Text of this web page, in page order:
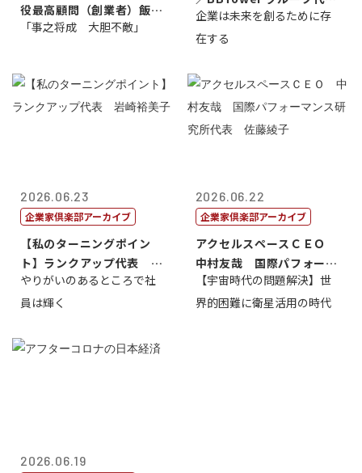
役最高顧問（創業者）飯田
亮
「事之将成 大胆不敵」
藤...
企業は未来を創るために存
在する
2026.06.23
企業家倶楽部アーカイブ
【私のターニングポイン
ト】ランクアップ代表 岩
崎裕美子
やりがいのあるところで社
員は輝く
2026.06.22
企業家倶楽部アーカイブ
アクセルスペースＣＥＯ
中村友哉 国際パフォーマ
ンス研究所代...
【宇宙時代の問題解決】世
界的困難に衛星活用の時代
2026.06.19